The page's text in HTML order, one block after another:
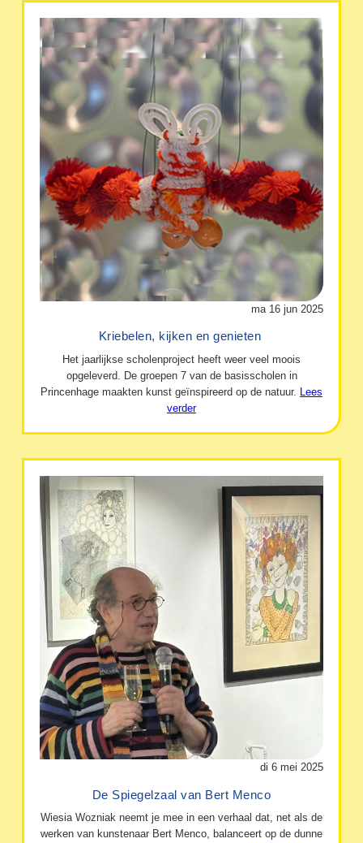
ma 16 jun 2025
Kriebelen, kijken en genieten
Het jaarlijkse scholenproject heeft weer veel moois
opgeleverd. De groepen 7 van de basisscholen in
Princenhage maakten kunst geïnspireerd op de natuur. Lees
verder
di 6 mei 2025
De Spiegelzaal van Bert Menco
Wiesia Wozniak neemt je mee in een verhaal dat, net als de
werken van kunstenaar Bert Menco, balanceert op de dunne